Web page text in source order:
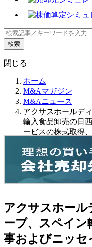
+
閉じる
ホーム
M&Aマガジン
M&Aニュース
アクサスホールデ
輸入食品卸売の日
ービスの株式取得
アクサスホール
ープ、スペイン
事およびニッセ